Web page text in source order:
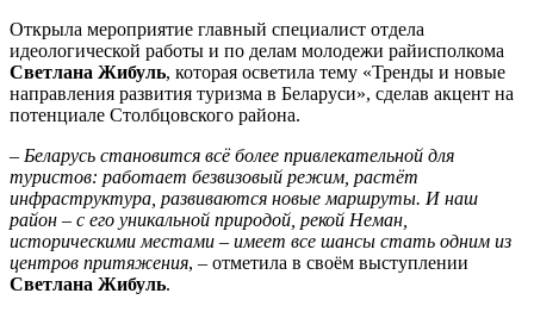
Открыла мероприятие главный специалист отдела
идеологической работы и по делам молодежи райисполкома
Светлана Жибуль, которая осветила тему «Тренды и новые
направления развития туризма в Беларуси», сделав акцент на
потенциале Столбцовского района.
– Беларусь становится всё более привлекательной для
туристов: работает безвизовый режим, растёт
инфраструктура, развиваются новые маршруты. И наш
район – с его уникальной природой, рекой Неман,
историческими местами – имеет все шансы стать одним из
центров притяжения, – отметила в своём выступлении
Светлана Жибуль.